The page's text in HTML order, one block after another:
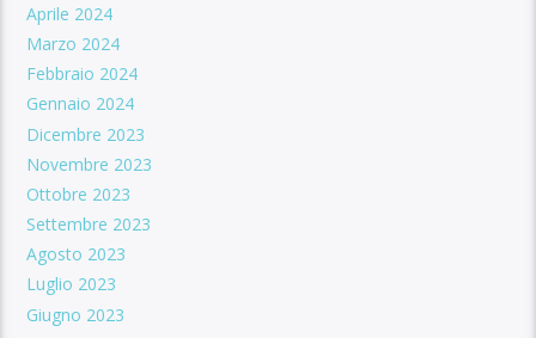
Aprile 2024
Marzo 2024
Febbraio 2024
Gennaio 2024
Dicembre 2023
Novembre 2023
Ottobre 2023
Settembre 2023
Agosto 2023
Luglio 2023
Giugno 2023